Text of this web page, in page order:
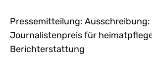
Pressemitteilung: Ausschreibung:
Journalistenpreis für
Berichterstattung